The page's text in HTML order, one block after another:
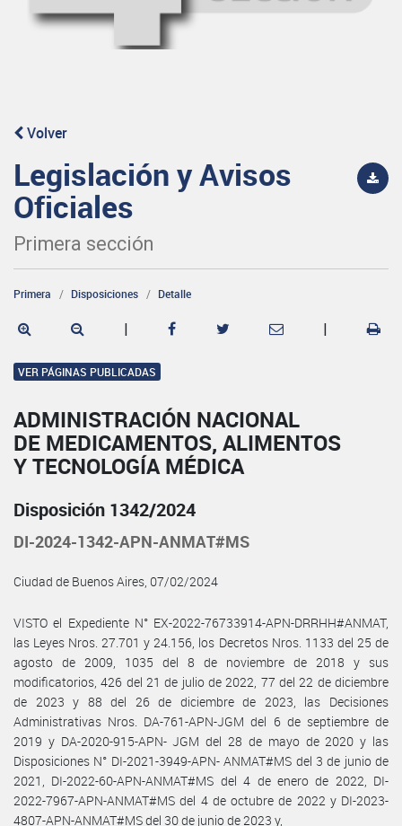
Volver
Legislación y Avisos
Oficiales
Primera sección
Primera Disposiciones Detalle
| |
VER PÁGINAS PUBLICADAS
ADMINISTRACIÓN NACIONAL
DE MEDICAMENTOS, ALIMENTOS
Y TECNOLOGÍA MÉDICA
Disposición 1342/2024
DI-2024-1342-APN-ANMAT#MS
Ciudad de Buenos Aires, 07/02/2024
VISTO el Expediente N° EX-2022-76733914-APN-DRRHH#ANMAT,
las Leyes Nros. 27.701 y 24.156, los Decretos Nros. 1133 del 25 de
agosto de 2009, 1035 del 8 de noviembre de 2018 y sus
modificatorios, 426 del 21 de julio de 2022, 77 del 22 de diciembre
de 2023 y 88 del 26 de diciembre de 2023, las Decisiones
Administrativas Nros. DA-761-APN-JGM del 6 de septiembre de
2019 y DA-2020-915-APN- JGM del 28 de mayo de 2020 y las
Disposiciones N° DI-2021-3949-APN- ANMAT#MS del 3 de junio de
2021, DI-2022-60-APN-ANMAT#MS del 4 de enero de 2022, DI-
2022-7967-APN-ANMAT#MS del 4 de octubre de 2022 y DI-2023-
4807-APN-ANMAT#MS del 30 de junio de 2023 y,